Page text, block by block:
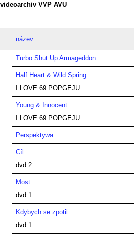
videoarchiv VVP AVU
název
Turbo Shut Up Armageddon
Half Heart & Wild Spring
I LOVE 69 POPGEJU
Young & Innocent
I LOVE 69 POPGEJU
Perspektywa
Cíl
dvd 2
Most
dvd 1
Kdybych se zpotil
dvd 1